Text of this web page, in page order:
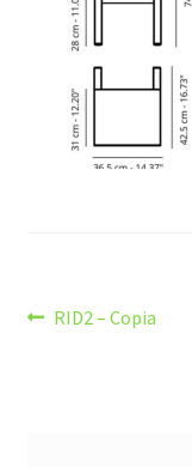
Navigazione
Articolo
RID2 – Copia